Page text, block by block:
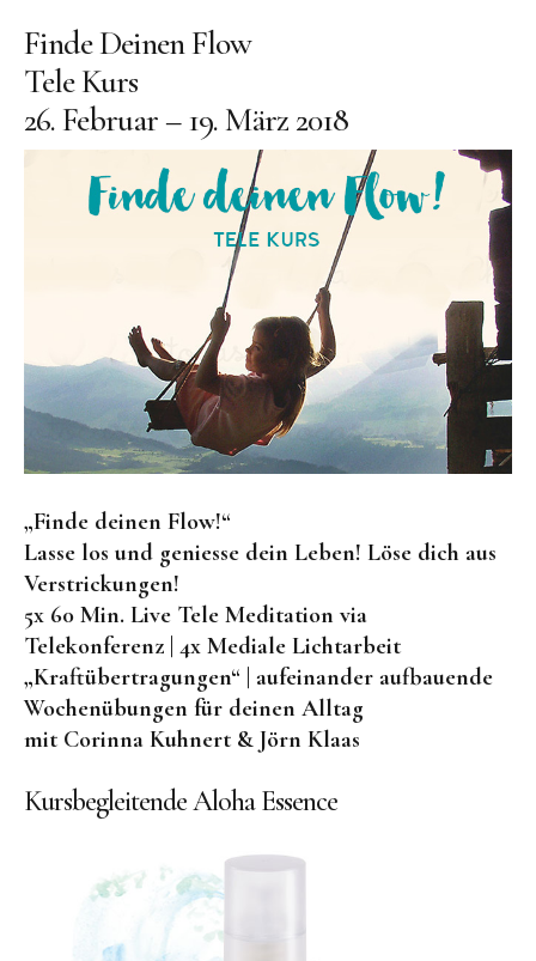
Finde Deinen Flow
Tele Kurs
26. Februar – 19. März 2018
„Finde deinen Flow!“
Lasse los und geniesse dein Leben! Löse dich aus
Verstrickungen!
5x 60 Min. Live Tele Meditation via
Telekonferenz | 4x Mediale Lichtarbeit
„Kraftübertragungen“ | aufeinander aufbauende
Wochenübungen für deinen Alltag
mit Corinna Kuhnert & Jörn Klaas
Kursbegleitende Aloha Essence